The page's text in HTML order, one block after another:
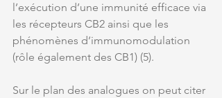
l’exécution d’une immunité efficace via
les récepteurs CB2 ainsi que les
phénomènes d’immunomodulation
(rôle également des CB1) (5).
Sur le plan des analogues on peut citer